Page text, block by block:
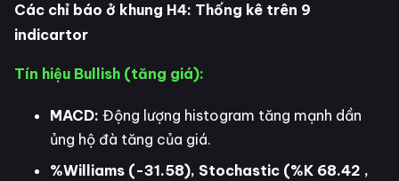
Các chỉ báo ở khung H4: Thống kê trên 9
indicartor
Tín hiệu Bullish (tăng giá):
MACD: Động lượng histogram tăng mạnh dần
ủng hộ đà tăng của giá.
%Williams (-31.58), Stochastic (%K 68.42 ,